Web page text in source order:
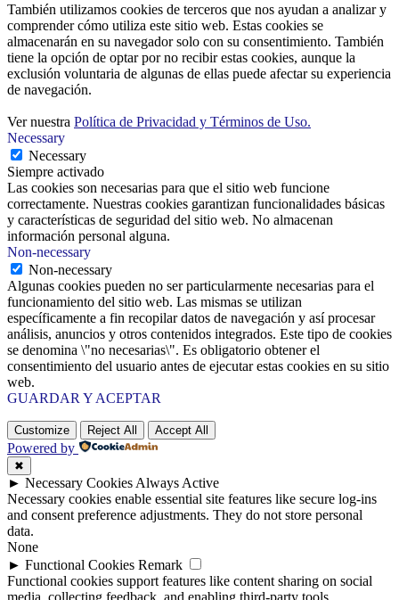
También utilizamos cookies de terceros que nos ayudan a analizar y
comprender cómo utiliza este sitio web. Estas cookies se
almacenarán en su navegador solo con su consentimiento. También
tiene la opción de optar por no recibir estas cookies, aunque la
exclusión voluntaria de algunas de ellas puede afectar su experiencia
de navegación.
Ver nuestra Política de Privacidad y Términos de Uso.
Necessary
Necessary
Siempre activado
Las cookies son necesarias para que el sitio web funcione
correctamente. Nuestras cookies garantizan funcionalidades básicas
y características de seguridad del sitio web. No almacenan
información personal alguna.
Non-necessary
Non-necessary
Algunas cookies pueden no ser particularmente necesarias para el
funcionamiento del sitio web. Las mismas se utilizan
específicamente a fin recopilar datos de navegación y así procesar
análisis, anuncios y otros contenidos integrados. Este tipo de cookies
se denomina \"no necesarias\". Es obligatorio obtener el
consentimiento del usuario antes de ejecutar estas cookies en su sitio
web.
GUARDAR Y ACEPTAR
Customize Reject All Accept All
Powered by
✖
► Necessary Cookies Always Active
Necessary cookies enable essential site features like secure log-ins
and consent preference adjustments. They do not store personal
data.
None
► Functional Cookies Remark
Functional cookies support features like content sharing on social
media, collecting feedback, and enabling third-party tools.